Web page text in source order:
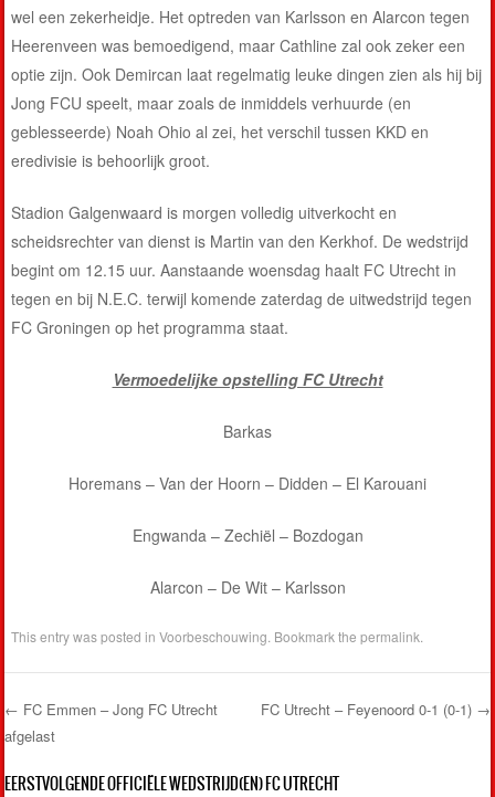
wel een zekerheidje. Het optreden van Karlsson en Alarcon tegen
Heerenveen was bemoedigend, maar Cathline zal ook zeker een
optie zijn. Ook Demircan laat regelmatig leuke dingen zien als hij bij
Jong FCU speelt, maar zoals de inmiddels verhuurde (en
geblesseerde) Noah Ohio al zei, het verschil tussen KKD en
eredivisie is behoorlijk groot.
Stadion Galgenwaard is morgen volledig uitverkocht en
scheidsrechter van dienst is Martin van den Kerkhof. De wedstrijd
begint om 12.15 uur. Aanstaande woensdag haalt FC Utrecht in
tegen en bij N.E.C. terwijl komende zaterdag de uitwedstrijd tegen
FC Groningen op het programma staat.
Vermoedelijke opstelling FC Utrecht
Barkas
Horemans – Van der Hoorn – Didden – El Karouani
Engwanda – Zechiël – Bozdogan
Alarcon – De Wit – Karlsson
This entry was posted inVoorbeschouwing . Bookmark thepermalink
Post navigation
← FC Emmen – Jong FC Utrecht
afgelast
FC Utrecht – Feyenoord 0-1 (0-1) →
EERSTVOLGENDE OFFICIËLE WEDSTRIJD(EN) FC UTRECHT